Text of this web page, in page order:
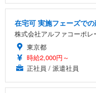
在宅可 実施フェーズで
株式会社アルファコーポレ
東京都
時給2,000円～
正社員 / 派遣社員